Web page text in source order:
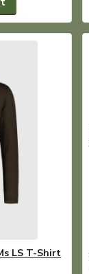
LS T-Shirt